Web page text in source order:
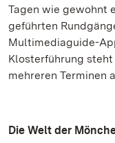
Tagen wie gewohnt
geführten
Multimediaguide-
Klosterführung
mehreren Terminen
Die Welt der